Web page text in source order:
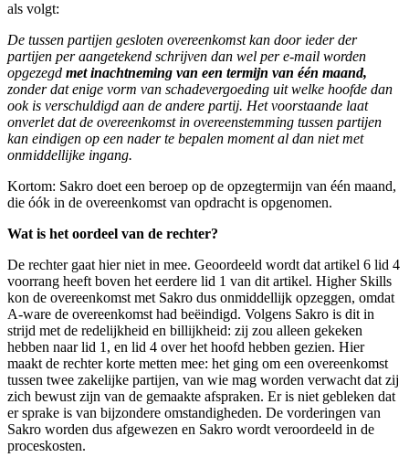
als volgt:
De tussen partijen gesloten overeenkomst kan door ieder der
partijen per aangetekend schrijven dan wel per e-mail worden
opgezegd met inachtneming van een termijn van één maand,
zonder dat enige vorm van schadevergoeding uit welke hoofde dan
ook is verschuldigd aan de andere partij. Het voorstaande laat
onverlet dat de overeenkomst in overeenstemming tussen partijen
kan eindigen op een nader te bepalen moment al dan niet met
onmiddellijke ingang.
Kortom: Sakro doet een beroep op de opzegtermijn van één maand,
die óók in de overeenkomst van opdracht is opgenomen.
Wat is het oordeel van de rechter?
De rechter gaat hier niet in mee. Geoordeeld wordt dat artikel 6 lid 4
voorrang heeft boven het eerdere lid 1 van dit artikel. Higher Skills
kon de overeenkomst met Sakro dus onmiddellijk opzeggen, omdat
A-ware de overeenkomst had beëindigd. Volgens Sakro is dit in
strijd met de redelijkheid en billijkheid: zij zou alleen gekeken
hebben naar lid 1, en lid 4 over het hoofd hebben gezien. Hier
maakt de rechter korte metten mee: het ging om een overeenkomst
tussen twee zakelijke partijen, van wie mag worden verwacht dat zij
zich bewust zijn van de gemaakte afspraken. Er is niet gebleken dat
er sprake is van bijzondere omstandigheden. De vorderingen van
Sakro worden dus afgewezen en Sakro wordt veroordeeld in de
proceskosten.